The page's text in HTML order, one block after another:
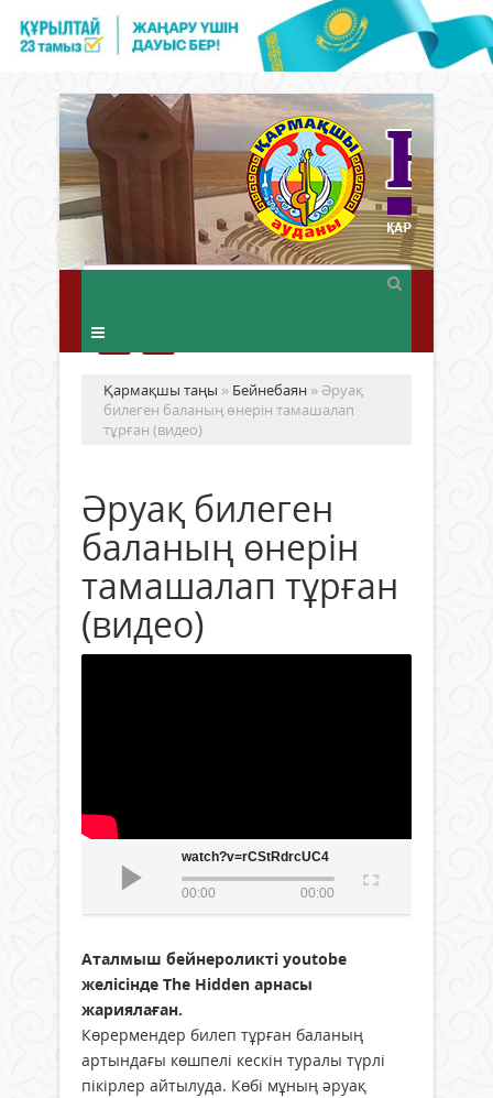
Қармақшы таңы » Бейнебаян » Әруақ
билеген баланың өнерін тамашалап
тұрған (видео)
Әруақ билеген
баланың өнерін
тамашалап тұрған
(видео)
watch?v=rCStRdrcUC4
00:00 00:00
Аталмыш бейнероликті youtobe
желісінде The Hidden арнасы
жариялаған.
Көрермендер билеп тұрған баланың
артындағы көшпелі кескін туралы түрлі
пікірлер айтылуда. Көбі мұның әруақ